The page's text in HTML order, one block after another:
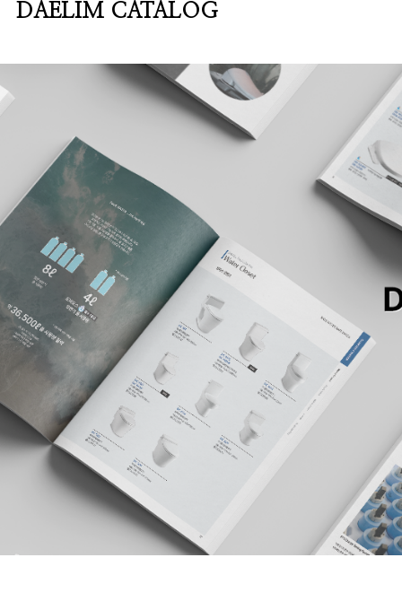
DAELIM CATALOG